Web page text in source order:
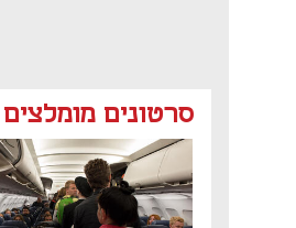
סרטונים מומלצים